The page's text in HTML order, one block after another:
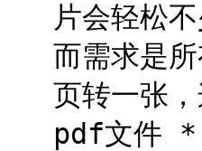
片会轻松
而需求是
页转一张
pdf文件